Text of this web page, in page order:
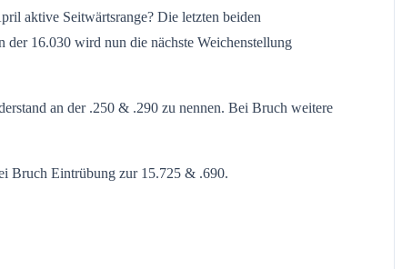
aktive Seitwärtsrange? Die letzten beiden
16.030 wird nun die nächste Weichenstellung
an der .250 & .290 zu nennen. Bei Bruch weitere
Bruch Eintrübung zur 15.725 & .690.